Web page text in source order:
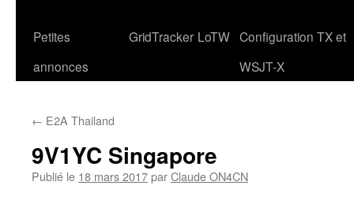
Petites
annonces
GridTracker LoTW Configuration TX et
WSJT-X
← E2A Thailand
9V1YC Singapore
Publié le 18 mars 2017parClaude ON4CN